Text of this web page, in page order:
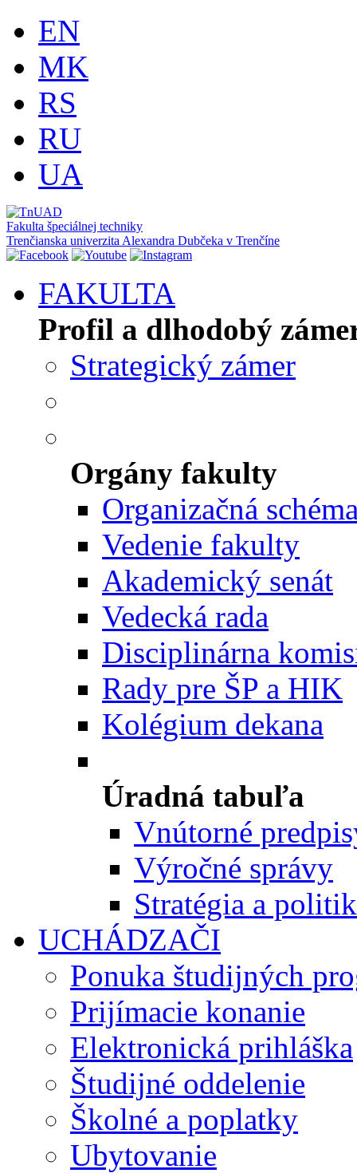
EN
MK
RS
RU
UA
Fakulta špeciálnej techniky
Trenčianska univerzita Alexandra Dubčeka v Trenčíne
FAKULTA
Profil a dlhodobý
Strategický zámer
Orgány fakulty
Organizačná
Vedenie fakulty
Akademický senát
Vedecká rada
Disciplinárna
Rady pre ŠP a HIK
Kolégium dekana
Úradná tabuľa
Vnútorné
Výročné správy
Stratégia a
UCHÁDZAČI
Ponuka študijných
Prijímacie konanie
Elektronická prihláška
Študijné oddelenie
Školné a poplatky
Ubytovanie